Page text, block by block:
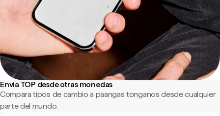
Envía TOP desde otras monedas
Compara tipos de cambio a paangas tonganos desde cualquier
parte del mundo.